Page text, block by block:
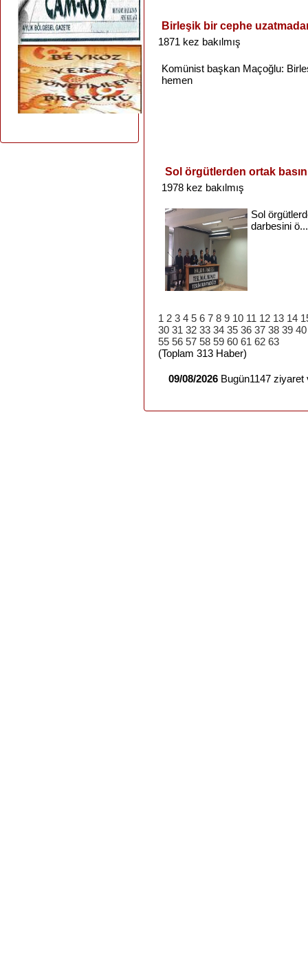
Birleşik bir cephe
1871 kez bakılmış
Komünist başkan Maçoğlu:
hemen
Sol örgütlerden ortak basın
1978 kez bakılmış
Sol
darbesini ö...
1 2 3 4 5 6 7 8 9 10 11 12 13 14
30 31 32 33 34 35 36 37 38 39 40
55 56 57 58 59 60 61 62 63
(Toplam 313 Haber)
09/08/2026 Bugün1147